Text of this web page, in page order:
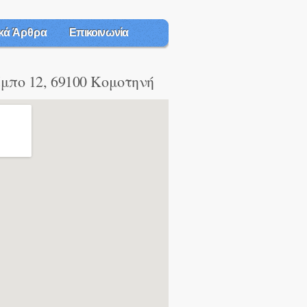
Άρθρα Επικοινωνία
12, 69100 Κομοτηνή